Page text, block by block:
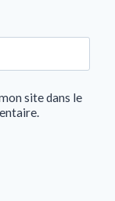
site dans le